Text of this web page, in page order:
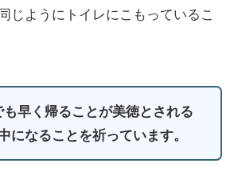
じようにトイレにこもっているこ
も早く帰ることが美徳とされる
になることを祈っています。